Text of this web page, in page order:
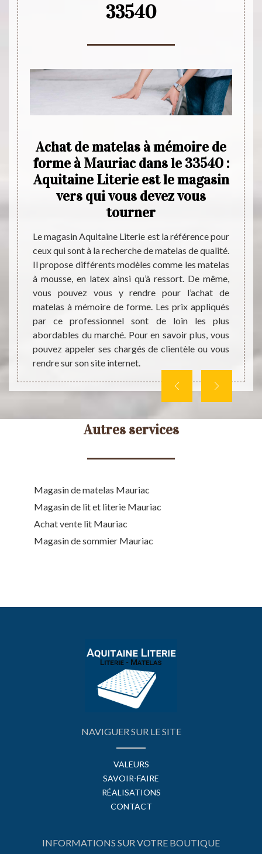
33540
de
qui
est
une
une
prix
à
Achat de matelas à mémoire de
forme à Mauriac dans le 33540 :
Aquitaine Literie est le magasin
vers qui vous devez vous
tourner
Le magasin Aquitaine Literie est la référence pour
ceux qui sont à la recherche de matelas de qualité.
Il propose différents modèles comme les matelas
à mousse, en latex ainsi qu’à ressort. De même,
vous pouvez vous y rendre pour l’achat de
matelas à mémoire de forme. Les prix appliqués
par ce professionnel sont de loin les plus
abordables du marché. Pour en savoir plus, vous
pouvez appeler ses chargés de clientèle ou vous
rendre sur son site internet.
Pour
Autres services
Magasin de matelas Mauriac
Magasin de lit et literie Mauriac
Achat vente lit Mauriac
Magasin de sommier Mauriac
NAVIGUER SUR LE SITE
VALEURS
SAVOIR-FAIRE
RÉALISATIONS
CONTACT
INFORMATIONS SUR VOTRE BOUTIQUE